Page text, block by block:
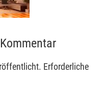
Erforderliche